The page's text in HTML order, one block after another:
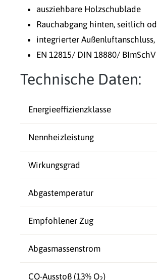
ausziehbare Holzschublade
Rauchabgang hinten, seitlich
integrierter
EN 12815/ DIN 18880/
Technische Daten:
Energieeffizienzklasse
Nennheizleistung
Wirkungsgrad
Abgastemperatur
Empfohlener Zug
Abgasmassenstrom
CO-Ausstoß (13% O )